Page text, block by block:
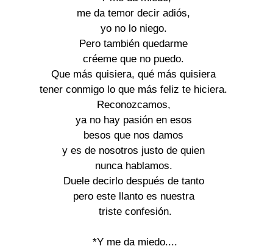
me da temor decir adiós,
yo no lo niego.
Pero también quedarme
créeme que no puedo.
Que más quisiera, qué más quisiera
tener conmigo lo que más feliz te hiciera.
Reconozcamos,
ya no hay pasión en esos
besos que nos damos
y es de nosotros justo de quien
nunca hablamos.
Duele decirlo después de tanto
pero este llanto es nuestra
triste confesión.
*Y me da miedo....